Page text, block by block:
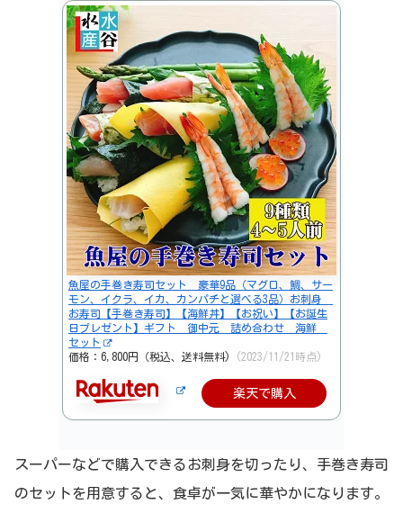
魚屋の手巻き寿司セット 豪華9品（マグロ、鯛、サー
モン、イクラ、イカ、カンパチと選べる3品）お刺身
お寿司【手巻き寿司】【海鮮丼】【お祝い】【お誕生
日プレゼント】ギフト 御中元 詰め合わせ 海鮮
セット
価格：6,800円（税込、送料無料)
(2023/11/21時点)
楽天で購入
スーパーなどで購入できるお刺身を切ったり、手巻き寿司
のセットを用意すると、食卓が一気に華やかになります。